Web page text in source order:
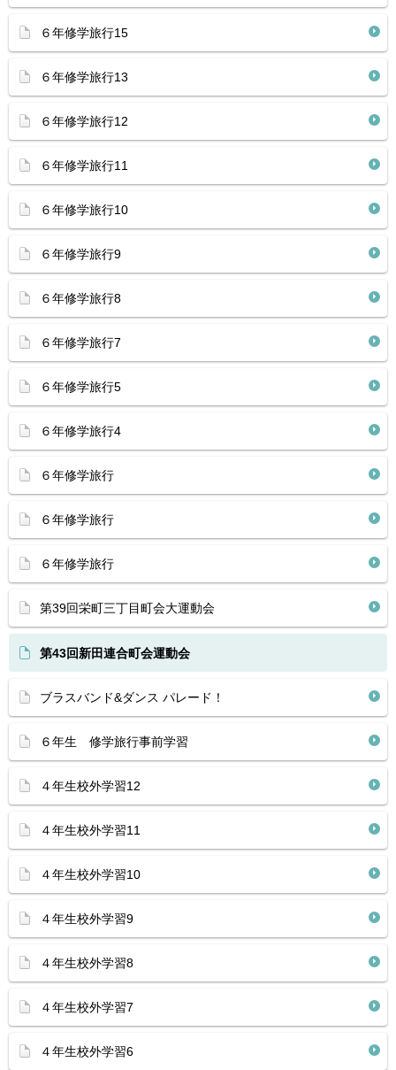
６年修学旅行15
６年修学旅行13
６年修学旅行12
６年修学旅行11
６年修学旅行10
６年修学旅行9
６年修学旅行8
６年修学旅行7
６年修学旅行5
６年修学旅行4
６年修学旅行
６年修学旅行
６年修学旅行
第39回栄町三丁目町会大運動会
第43回新田連合町会運動会
ブラスバンド&ダンス パレード！
６年生 修学旅行事前学習
４年生校外学習12
４年生校外学習11
４年生校外学習10
４年生校外学習9
４年生校外学習8
４年生校外学習7
４年生校外学習6